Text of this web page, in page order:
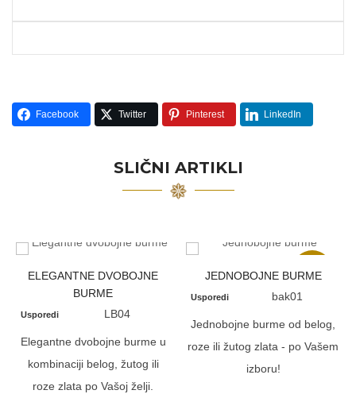
Facebook Twitter Pinterest LinkedIn
SLIČNI ARTIKLI
ELEGANTNE DVOBOJNE
BURME
Usporedi LB04
Elegantne dvobojne burme u
kombinaciji belog, žutog ili
roze zlata po Vašoj želji.
Akcija
JEDNOBOJNE BURME
Usporedi bak01
Jednobojne burme od belog,
roze ili žutog zlata - po Vašem
izboru!